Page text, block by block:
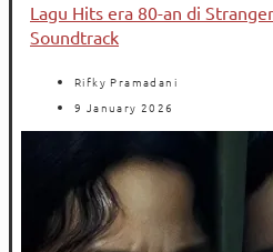
Lagu Hits era 80-an di
Soundtrack
Rifky Pramadani
9 January 2026